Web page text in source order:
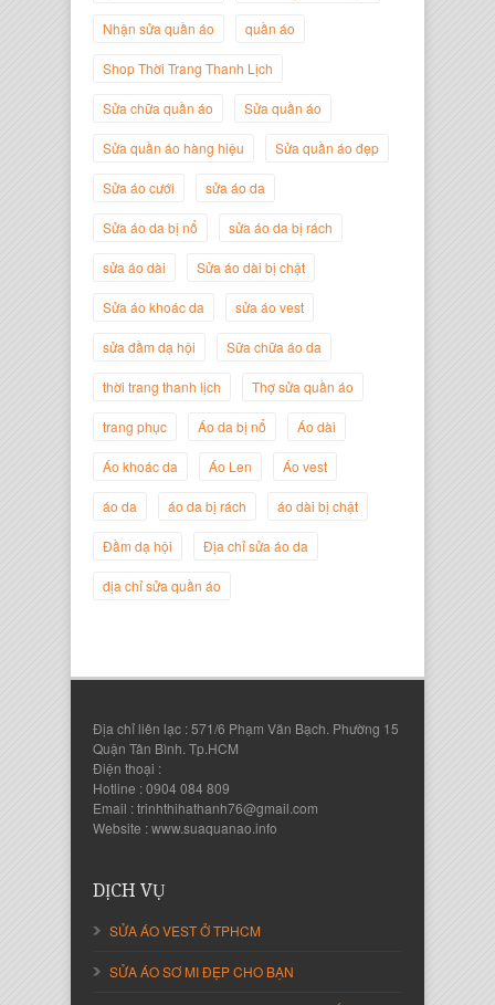
Giám Đốc Công ty Cây Xanh Gia
Nguyễn Đắc Định
Nguyễn Thanh Sang
Nhận sửa quần áo quần áo
Shop Thời Trang Thanh Lịch
Sửa chữa quần áo Sửa quần áo
Sửa quần áo hàng hiệu Sửa quần áo đẹp
Sửa áo cưới sửa áo da
Sửa áo da bị nổ sửa áo da bị rách
sửa áo dài Sửa áo dài bị chật
Sửa áo khoác da sửa áo vest
sửa đầm dạ hội Sữa chữa áo da
thời trang thanh lịch Thợ sửa quần áo
trang phục Áo da bị nổ Áo dài
Áo khoác da Áo Len Áo vest
áo da áo da bị rách áo dài bị chật
Đầm dạ hội Địa chỉ sửa áo da
địa chỉ sửa quần áo
Địa chỉ liên lạc : 571/6 Phạm Văn Bạch. Phường 15
Quận Tân Bình. Tp.HCM
Điện thoại :
Hotline : 0904 084 809
Email : trinhthihathanh76@gmail.com
Website : www.suaquanao.info
DỊCH VỤ
SỬA ÁO VEST Ở TPHCM
SỬA ÁO SƠ MI ĐẸP CHO BẠN